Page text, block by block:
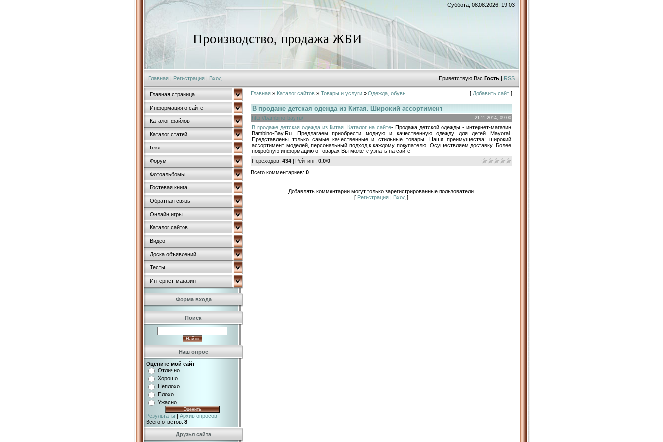
Суббота, 08.08.2026, 19:03
Производство, продажа ЖБИ
Главная | Регистрация | Вход Приветствую Вас Гость | RSS
Главная страница
Информация о сайте
Каталог файлов
Каталог статей
Блог
Форум
Фотоальбомы
Гостевая книга
Обратная связь
Онлайн игры
Каталог сайтов
Видео
Доска объявлений
Тесты
Интернет-магазин
Форма входа
Поиск
Наш опрос
Оцените мой сайт
Отлично
Хорошо
Неплохо
Плохо
Ужасно
Результаты | Архив опросов
Всего ответов: 8
Друзья сайта
Главная » Каталог сайтов » Товары и услуги » Одежда, обувь [ Добавить сайт ]
В продаже детская одежда из Китая. Широкий ассортимент
http://bambino-bay.ru/ 21.11.2014, 09:00
В продаже детская одежда из Китая. Каталог на сайте- Продажа детской одежды - интернет-магазин
Bambino-Bay.Ru. Предлагаем приобрести модную и качественную одежду для детей Mayoral.
Представлены только самые качественные и стильные товары. Наши преимущества: широкий
ассортимент моделей, персональный подход к каждому покупателю. Осуществляем доставку. Более
подробную информацию о товарах Вы можете узнать на сайте
Переходов: 434 | Рейтинг: 0.0/0
Всего комментариев: 0
Добавлять комментарии могут только зарегистрированные пользователи.
[ Регистрация | Вход ]